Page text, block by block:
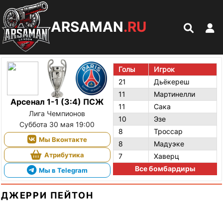
ARSAMAN.RU
Арсенал 1-1 (3:4) ПСЖ
Лига Чемпионов
Суббота 30 мая 19:00
Мы Вконтакте
Атрибутика
Мы в Telegram
Голы
Игрок
21
Дьёкереш
11
Мартинелли
11
Сака
10
Эзе
8
Троссар
8
Мадуэке
7
Хаверц
Все бомбардиры
ДЖЕРРИ ПЕЙТОН